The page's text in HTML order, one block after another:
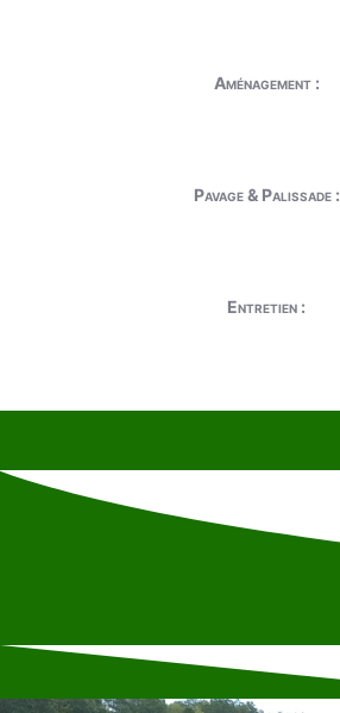
Aménagement :
Pavage & Palissade :
Entretien :